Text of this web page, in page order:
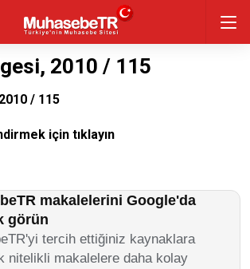
2010 / 115
/ 115
için tıklayın
makalelerini Google'da
görün
tercih ettiğiniz kaynaklara
nitelikli makalelere daha kolay